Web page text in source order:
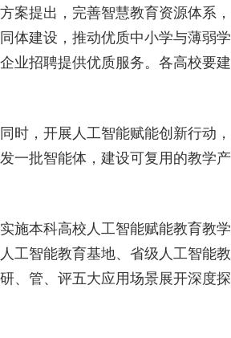
方案提出，完善智慧教育资源体系
同体建设，推动优质中小学与薄弱
企业招聘提供优质服务。各高校要建
同时，开展人工智能赋能创新行动
发一批智能体，建设可复用的教学
实施本科高校人工智能赋能教育教
人工智能教育基地、省级人工智能
研、管、评五大应用场景展开深度探